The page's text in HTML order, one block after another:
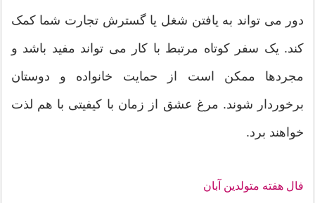
دور می تواند به یافتن شغل یا گسترش تجارت شما کمک
کند. یک سفر کوتاه مرتبط با کار می تواند مفید باشد و
مجردها ممکن است از حمایت خانواده و دوستان
برخوردار شوند. مرغ عشق از زمان با کیفیتی با هم لذت
خواهند برد.
فال هفته متولدین آبان